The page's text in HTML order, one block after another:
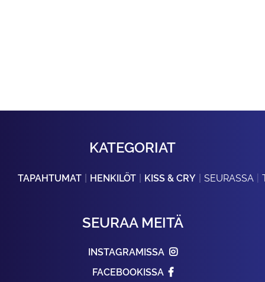
KATEGORIAT
TAPAHTUMAT HENKILÖT KISS & CRY SEURASSA
SEURAA MEITÄ
INSTAGRAMISSA
FACEBOOKISSA